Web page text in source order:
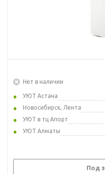
Нет в наличии
УЮТ Астана
Новосибирск, Лента
УЮТ в тц Апорт
УЮТ Алматы
Под